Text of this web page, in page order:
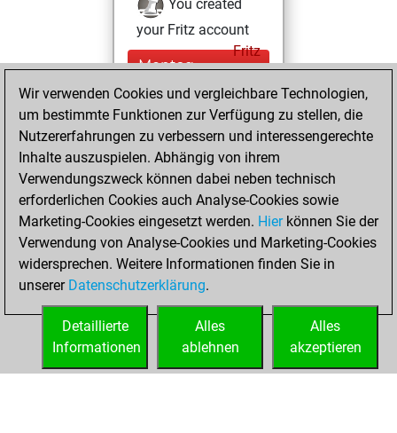
You created
your Fritz account
Fritz
Montag,
Juni 21, 2021
You created
your Studies account
Studies
Montag,
Februar 12, 2018
You played 1
blitz games
Play
You scored +1
=0 -0 in blitz
Wir verwenden Cookies und vergleichbare Technologien,
um bestimmte Funktionen zur Verfügung zu stellen, die
Nutzererfahrungen zu verbessern und interessengerechte
Inhalte auszuspielen. Abhängig von ihrem
Verwendungszweck können dabei neben technisch
erforderlichen Cookies auch Analyse-Cookies sowie
Marketing-Cookies eingesetzt werden. Hierkönnen Sie der
Verwendung von Analyse-Cookies und Marketing-Cookies
widersprechen. Weitere Informationen finden Sie in
unserer Datenschutzerklärung.
Alles
akzeptieren
Alles
ablehnen
Detaillierte
Informationen